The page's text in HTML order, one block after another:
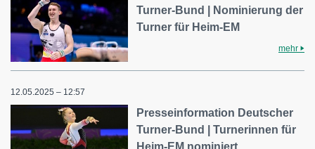
Turner-Bund | Nominierung der
Turner für Heim-EM
mehr
12.05.2025 – 12:57
Presseinformation Deutscher
Turner-Bund | Turnerinnen für